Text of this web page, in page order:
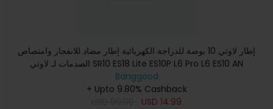
إطار لاوتي 10 بوصة للدراجة الكهربائية إطار مضاد للانفجار وامتصاص
الصدمات لـ لاوتي SR10 ES18 Lite ES10P L6 Pro L6 ES10 AN
Banggood
+ Upto 9.80% Cashback
USD 14.99